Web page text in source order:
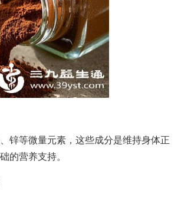
等微量元素，这些成分是维持身体正
的营养支持。